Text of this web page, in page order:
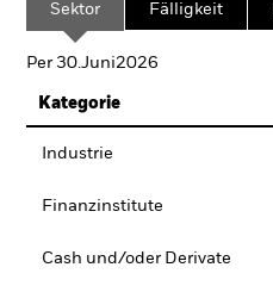
Sektor Fälligkeit
Per 30.Juni2026
Kategorie
Industrie
Finanzinstitute
Cash und/oder Derivate